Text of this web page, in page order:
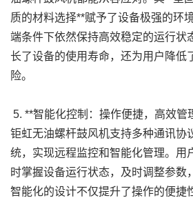
质的材料选择**赋予了设备极强的环
端条件下依然保持高效稳定的运行状
长了设备的使用寿命，还为用户降低
险。
5. **智能化控制：操作便捷，高效管
钜虹无油螺杆鼓风机支持多种通讯协
统，实现远程监控和智能化管理。用
时掌握设备运行状态，及时调整参数
智能化的设计不仅提升了操作的便捷